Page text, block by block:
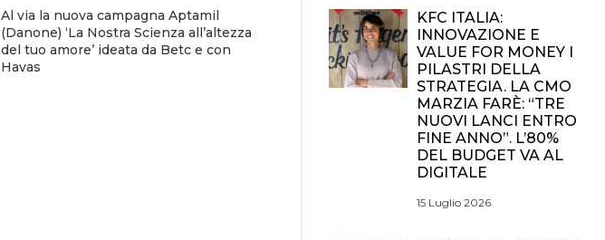
Al via la nuova campagna Aptamil
(Danone) ‘La Nostra Scienza all’altezza
del tuo amore’ ideata da Betc e con
Havas
KFC ITALIA:
INNOVAZIONE E
VALUE FOR MONEY I
PILASTRI DELLA
STRATEGIA. LA CMO
MARZIA FARÈ: “TRE
NUOVI LANCI ENTRO
FINE ANNO”. L’80%
DEL BUDGET VA AL
DIGITALE
15 Luglio 2026